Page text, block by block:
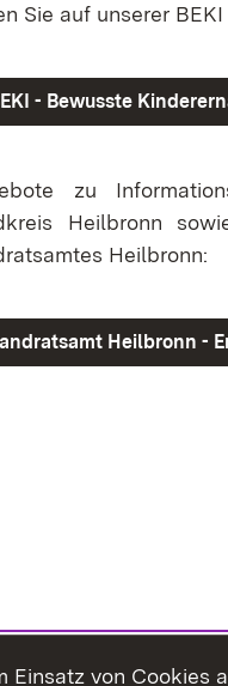
Sie auf unserer BEKI
- Bewusste
zu
Heilbronn
Heilbronn:
Heilbronn -
von Cookies